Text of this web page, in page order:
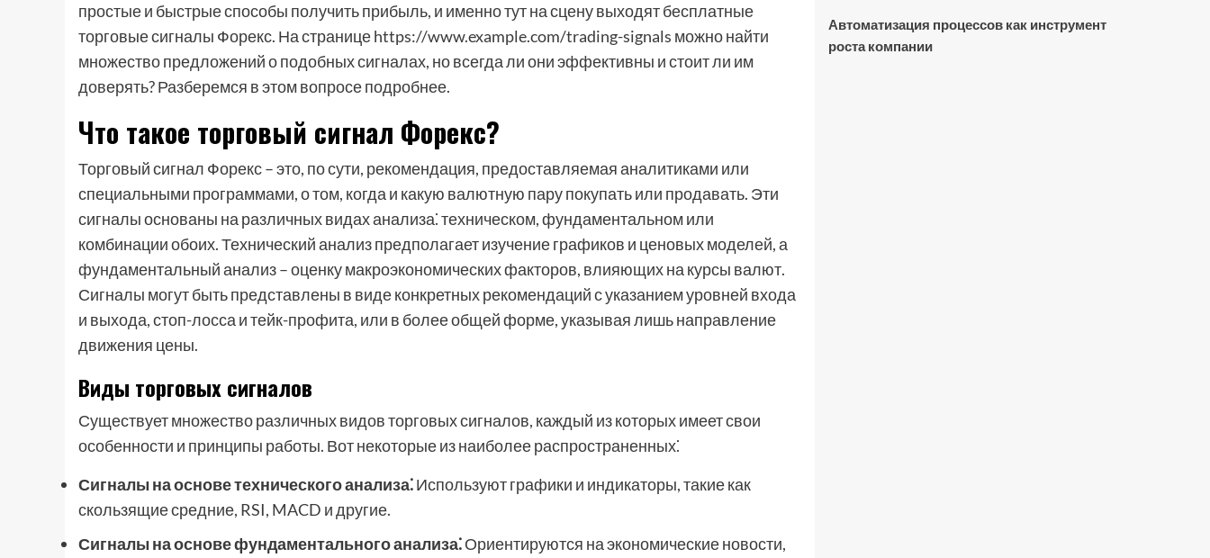
простые и быстрые способы получить прибыль, и именно тут на сцену выходят бесплатные
торговые сигналы Форекс. На странице https://www.example.com/trading-signals можно найти
множество предложений о подобных сигналах, но всегда ли они эффективны и стоит ли им
доверять? Разберемся в этом вопросе подробнее.
Что такое торговый сигнал Форекс?
Торговый сигнал Форекс – это, по сути, рекомендация, предоставляемая аналитиками или
специальными программами, о том, когда и какую валютную пару покупать или продавать. Эти
сигналы основаны на различных видах анализа⁚ техническом, фундаментальном или
комбинации обоих. Технический анализ предполагает изучение графиков и ценовых моделей, а
фундаментальный анализ – оценку макроэкономических факторов, влияющих на курсы валют.
Сигналы могут быть представлены в виде конкретных рекомендаций с указанием уровней входа
и выхода, стоп-лосса и тейк-профита, или в более общей форме, указывая лишь направление
движения цены.
Виды торговых сигналов
Существует множество различных видов торговых сигналов, каждый из которых имеет свои
особенности и принципы работы. Вот некоторые из наиболее распространенных⁚
Сигналы на основе технического анализа⁚Используют графики и индикаторы, такие как
скользящие средние, RSI, MACD и другие.
Сигналы на основе фундаментального анализа⁚Ориентируются на экономические новости,
Автоматизация процессов как инструмент
роста компании